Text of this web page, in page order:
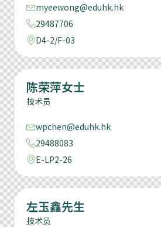
myeewong@eduhk.hk
29487706
D4-2/F-03
陈荣萍女士
技术员
wpchen@eduhk.hk
29488083
E-LP2-26
左玉鑫先生
技术员